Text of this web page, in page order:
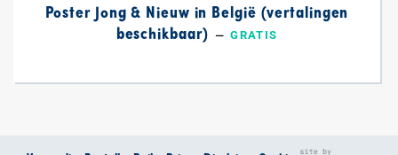
Poster Jong & Nieuw in België (vertalingen
beschikbaar) — NORMALE PRIJS
GRATIS